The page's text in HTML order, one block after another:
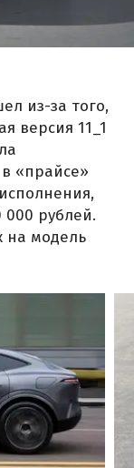
из-за того,
версия 11_1
«прайсе»
000 рублей.
на модель